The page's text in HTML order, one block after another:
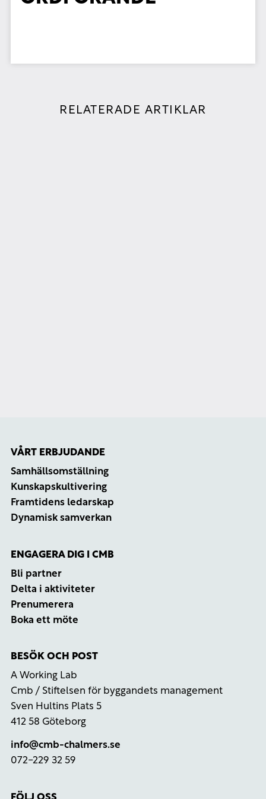
RELATERADE ARTIKLAR
VÅRT ERBJUDANDE
Samhällsomställning
Kunskapskultivering
Framtidens ledarskap
Dynamisk samverkan
ENGAGERA DIG I CMB
Bli partner
Delta i aktiviteter
Prenumerera
Boka ett möte
BESÖK OCH POST
A Working Lab
Cmb / Stiftelsen för byggandets management
Sven Hultins Plats 5
412 58 Göteborg
info@cmb-chalmers.se
072-229 32 59